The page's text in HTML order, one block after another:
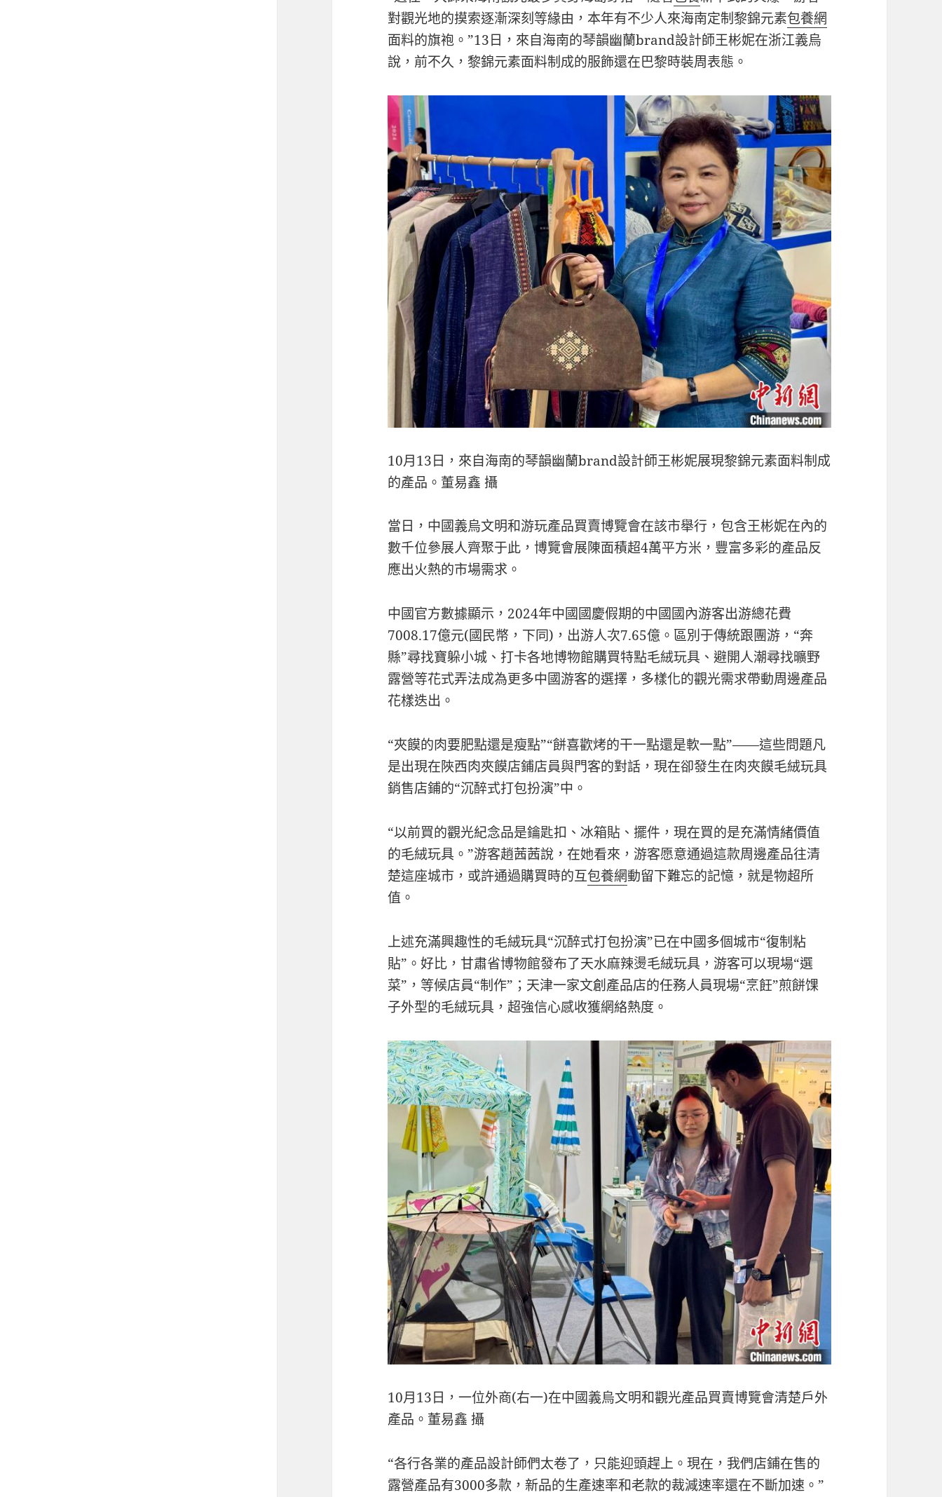
對觀光地的摸索逐漸深刻等緣由，本年有不少人來海南定制黎錦元素包養網
面料的旗袍。”13日，來自海南的琴韻幽蘭brand設計師王彬妮在浙江義烏
說，前不久，黎錦元素面料制成的服飾還在巴黎時裝周表態。
10月13日，來自海南的琴韻幽蘭brand設計師王彬妮展現黎錦元素面料制成
的產品。董易鑫 攝
當日，中國義烏文明和游玩產品買賣博覽會在該市舉行，包含王彬妮在內的
數千位參展人齊聚于此，博覽會展陳面積超4萬平方米，豐富多彩的產品反
應出火熱的市場需求。
中國官方數據顯示，2024年中國國慶假期的中國國內游客出游總花費
7008.17億元(國民幣，下同)，出游人次7.65億。區別于傳統跟團游，“奔
縣”尋找寶躲小城、打卡各地博物館購買特點毛絨玩具、避開人潮尋找曠野
露營等花式弄法成為更多中國游客的選擇，多樣化的觀光需求帶動周邊產品
花樣迭出。
“夾饃的肉要肥點還是瘦點”“餅喜歡烤的干一點還是軟一點”——這些問題凡
是出現在陜西肉夾饃店鋪店員與門客的對話，現在卻發生在肉夾饃毛絨玩具
銷售店鋪的“沉醉式打包扮演”中。
“以前買的觀光紀念品是鑰匙扣、冰箱貼、擺件，現在買的是充滿情緒價值
的毛絨玩具。”游客趙茜茜說，在她看來，游客愿意通過這款周邊產品往清
楚這座城市，或許通過購買時的互包養網動留下難忘的記憶，就是物超所
值。
上述充滿興趣性的毛絨玩具“沉醉式打包扮演”已在中國多個城市“復制粘
貼”。好比，甘肅省博物館發布了天水麻辣燙毛絨玩具，游客可以現場“選
菜”，等候店員“制作”；天津一家文創產品店的任務人員現場“烹飪”煎餅馃
子外型的毛絨玩具，超強信心感收獲網絡熱度。
10月13日，一位外商(右一)在中國義烏文明和觀光產品買賣博覽會清楚戶外
產品。董易鑫 攝
“各行各業的產品設計師們太卷了，只能迎頭趕上。現在，我們店鋪在售的
露營產品有3000多款，新品的生產速率和老款的裁減速率還在不斷加速。”